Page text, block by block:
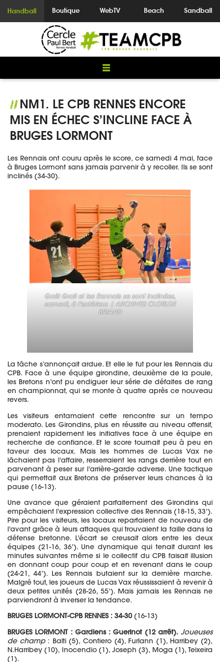
Handball Boutique WebTV Beach Sandball
//NM1. LE CPB RENNES ENCORE
MIS EN ÉCHEC S’INCLINE FACE À
BRUGES LORMONT
Les Rennais ont couru après le score, ce samedi 4 mai, face
à Bruges Lormont sans jamais parvenir à y recoller. Ils se sont
inclinés (34-30).
Gaël Grall et les Rennais se sont inclinées,
samedi, à l’extérieur. | ARCHIVES CLOTILDE
BRIAND
La tâche s’annonçait ardue. Et elle le fut pour les Rennais du
CPB. Face à une équipe girondine, deuxième de la poule,
les Bretons n’ont pu endiguer leur série de défaites de rang
en championnat, qui se monte à quatre après ce nouveau
revers.
Les visiteurs entamaient cette rencontre sur un tempo
moderato. Les Girondins, plus en réussite au niveau offensif,
prenaient rapidement les initiatives face à une équipe en
recherche de confiance. Et le score tournait peu à peu en
faveur des locaux. Mais les hommes de Lucas Vax ne
lâchaient pas l’affaire, resserraient les rangs derrière tout en
parvenant à peser sur l’arrière-garde adverse. Une tactique
qui permettait aux Bretons de préserver leurs chances à la
pause (16-13).
Une avance que géraient parfaitement des Girondins qui
empêchaient l’expression collective des Rennais (18-15, 33’).
Pire pour les visiteurs, les locaux repartaient de nouveau de
l’avant grâce à leurs attaques qui trouvaient la faille dans la
défense bretonne. L’écart se creusait alors entre les deux
équipes (21-16, 36’). Une dynamique qui tenait durant les
minutes suivantes même si le collectif du CPB faisait illusion
en donnant coup pour coup et en revenant dans le coup
(24-21, 44’). Les Rennais butaient sur la dernière marche.
Malgré tout, les joueurs de Lucas Vax réussissaient à revenir à
deux petites unités (28-26, 55’). Mais jamais les Rennais ne
parviendront à inverser la tendance.
BRUGES LORMONT-CPB RENNES : 34-30 (16-13)
BRUGES LORMONT : Gardiens : Guerinot (12 arrêt). Joueuses
de champ : Balti (5), Contiero (4), Furlann (1), Harribey (2),
N.Harribey (10), Inocendio (1), Joseph (3), Moga (1), Teixeira
(1).